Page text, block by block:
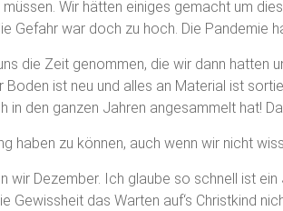
Wir hätten einiges gemacht um
Gefahr war doch zu hoch. Die Pandemie
die Zeit genommen, die wir dann hatten
Boden ist neu und alles an Material ist
in den ganzen Jahren angesammelt hat!
haben zu können, auch wenn wir nicht
wir Dezember. Ich glaube so schnell ist
Gewissheit das Warten auf‘s Christkind